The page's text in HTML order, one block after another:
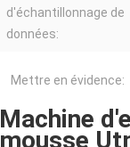
d'échantillonnage de
données:
Mettre en évidence:
Machine
mousse